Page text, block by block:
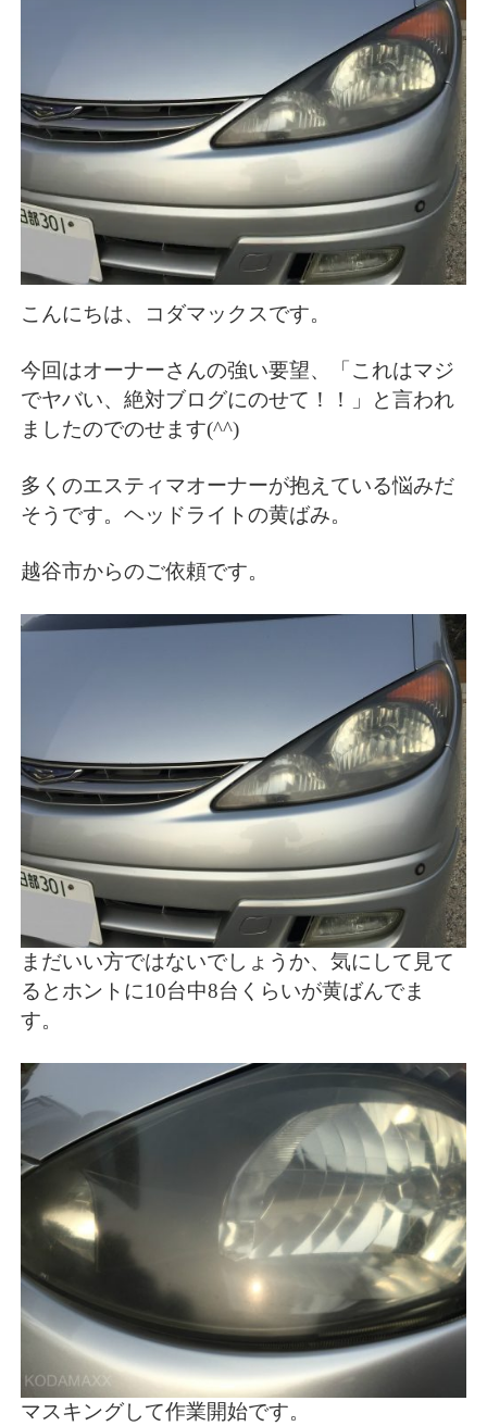
こんにちは、コダマックスです。
今回はオーナーさんの強い要望、「これはマジ
でヤバい、絶対ブログにのせて！！」と言われ
ましたのでのせます(^^)
多くのエスティマオーナーが抱えている悩みだ
そうです。ヘッドライトの黄ばみ。
越谷市からのご依頼です。
まだいい方ではないでしょうか、気にして見て
るとホントに10台中8台くらいが黄ばんでま
す。
マスキングして作業開始です。